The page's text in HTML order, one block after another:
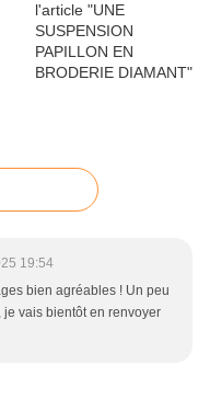
19:54
bien agréables ! Un peu
vais bientôt en renvoyer